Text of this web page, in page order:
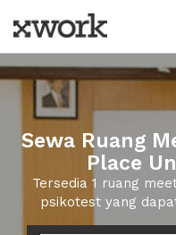
Sewa Ruang
Place
Tersedia 1 ruang
psikotest yang